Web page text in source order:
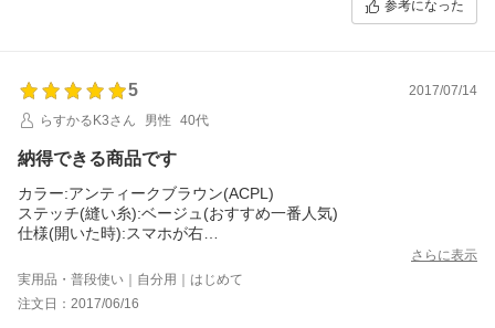
参考になった
5
2017/07/14
らすかるK3さん
男性 40代
納得できる商品です
カラー:アンティークブラウン(ACPL)
ステッチ(縫い糸):ベージュ(おすすめ一番人気)
仕様(開いた時):スマホが右
機種：docomo1:SO-04J Xperia XZ premium
＊＊＊＊
2017.06.16に注文し、2016.07.09に商品が到着。
さらに表示
実用品・普段使い｜自分用｜はじめて
注文日：2017/06/16